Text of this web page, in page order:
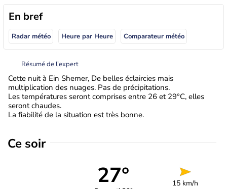
En bref
Radar météo Heure par Heure Comparateur météo
Résumé de l’expert
Cette nuit à Ein Shemer, De belles éclaircies mais
multiplication des nuages. Pas de précipitations.
Les températures seront comprises entre 26 et 29°C, elles
seront chaudes.
La fiabilité de la situation est très bonne.
Ce soir
27° 15 km/h